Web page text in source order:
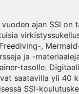
ajan SSI on
,
ja -
tasolle.
saatavilla yli 40
SSI-